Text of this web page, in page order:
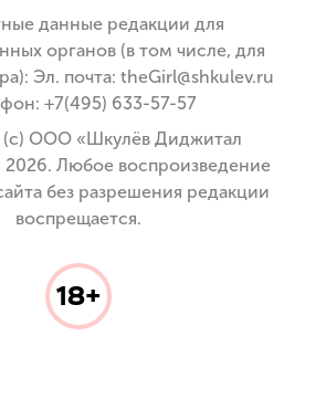
данные редакции для
органов (в том числе, для
Эл. почта: theGirl@shkulev.ru
+7(495) 633-57-57
ООО «Шкулёв Диджитал
2026. Любое воспроизведение
без разрешения редакции
воспрещается.
18+